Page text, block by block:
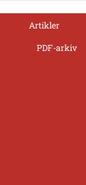
to
contentArtikler
PDF-arkiv